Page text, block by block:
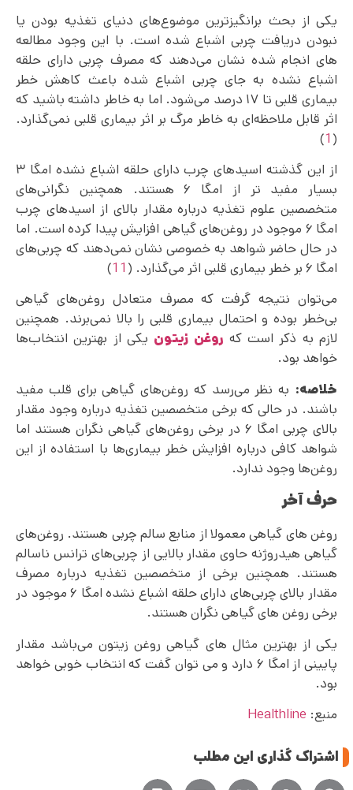
یکی از بحث برانگیز‌ترین موضوع‌های دنیای تغذیه بودن یا
نبودن دریافت چربی اشباع شده است. با این وجود مطالعه
های انجام شده نشان می‌دهند که مصرف چربی دارای حلقه
اشباع نشده به جای چربی اشباع شده باعث کاهش خطر
بیماری قلبی تا ۱۷ درصد می‌شود. اما به خاطر داشته باشید که
اثر قابل ملاحظه‌‌ای به خاطر مرگ بر اثر بیماری قلبی نمی‌گذارد.
(
1
)
از این گذشته اسیدهای چرب دارای حلقه اشباع نشده امگا ۳
بسیار مفید تر از امگا ۶ هستند. همچنین نگرانی‌های
متخصصین علوم تغذیه درباره مقدار بالای از اسیدهای چرب
امگا ۶ موجود در روغن‌های گیاهی افزایش پیدا کرده است. اما
در حال حاضر شواهد به خصوصی نشان نمی‌‌دهند که چربی‌های
امگا ۶ بر خطر بیماری قلبی اثر می‌گذارد. (
11
)
می‌‌توان نتیجه گرفت که مصرف متعادل روغن‌های گیاهی
بی‌خطر بوده و احتمال بیماری قلبی را بالا نمی‌‌برند. همچنین
لازم به ذکر است که روغن زیتون یکی از بهترین انتخاب‌ها
خواهد بود.
خلاصه: به نظر می‌رسد که روغن‌های گیاهی برای قلب مفید
باشند. در حالی که برخی متخصصین تغذیه درباره وجود مقدار
بالای چربی امگا ۶ در برخی روغن‌های گیاهی نگران هستند اما
شواهد کافی درباره افزایش خطر بیماری‌ها با استفاده از این
روغن‌ها وجود ندارد.
حرف آخر
روغن های گیاهی معمولا از منابع سالم چربی هستند. روغن‌های
گیاهی هیدروژنه حاوی مقدار بالایی از چربی‌‌های ترانس ناسالم
هستند. همچنین برخی از متخصصین تغذیه درباره مصرف
مقدار بالای چربی‌های دارای حلقه اشباع نشده امگا ۶ موجود در
برخی روغن های گیاهی نگران هستند.
یکی از بهترین مثال های گیاهی روغن زیتون می‌باشد مقدار
پایینی از امگا ۶ دارد و می توان گفت که انتخاب خوبی خواهد
بود.
منبع: Healthline
اشتراک گذاری این مطلب